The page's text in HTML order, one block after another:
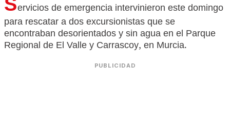
Servicios de emergencia intervinieron este domingo
para rescatar a dos excursionistas que se
encontraban desorientados y sin agua en el Parque
Regional de El Valle y Carrascoy, en Murcia.
PUBLICIDAD